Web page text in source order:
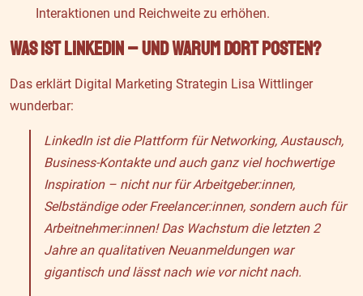
Interaktionen und Reichweite zu erhöhen.
Was ist LinkedIn – und warum dort posten?
Das erklärt Digital Marketing Strategin Lisa Wittlinger
wunderbar:
LinkedIn ist die Plattform für Networking, Austausch,
Business-Kontakte und auch ganz viel hochwertige
Inspiration – nicht nur für Arbeitgeber:innen,
Selbständige oder Freelancer:innen, sondern auch für
Arbeitnehmer:innen! Das Wachstum die letzten 2
Jahre an qualitativen Neuanmeldungen war
gigantisch und lässt nach wie vor nicht nach.